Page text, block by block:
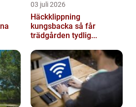
03 juli 2026
Häckklippning
kungsbacka så får
trädgården tydlig...